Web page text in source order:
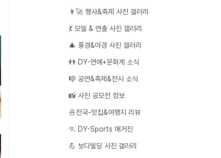
👨‍🚀 행사&축제 사진 갤러리
💃 모델 & 연출 사진 갤러리
🎄 풍경&야경 사진 갤러리
👬 DY-연예+문화계 소식
🎼 공연&축제&전시 소식
📸 사진 공모전 정보
🍜전국-맛집&여행지 리뷰
🏃 DY-Sports 매거진
💪 보디빌딩 사진 갤러리